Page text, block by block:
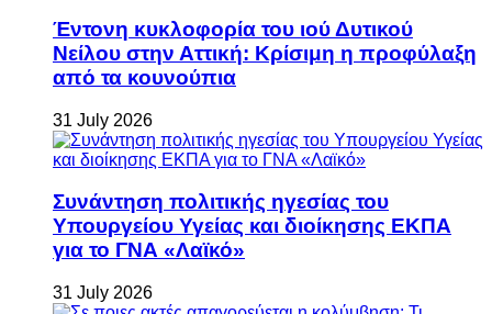
Έντονη κυκλοφορία του ιού Δυτικού
Νείλου στην Αττική: Κρίσιμη η προφύλαξη
από τα κουνούπια
31 July 2026
Συνάντηση πολιτικής ηγεσίας του
Υπουργείου Υγείας και διοίκησης ΕΚΠΑ
για το ΓΝΑ «Λαϊκό»
31 July 2026